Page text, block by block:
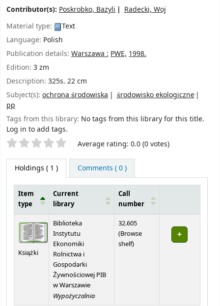
Contributor(s): Poskrobko, Bazyli
Radecki, Woj
Material type:
Text
Language: Polish
Publication details: Warszawa :PWE,1998.
Edition: 3 zm
Description: 325s. 22 cm
Subject(s): ochrona środowiska
środowisko ekologiczne
pp
Tags from this library: No tags from this library for this title.
Log in to add tags.
Star ratings Average rating: 0.0 (0 votes)
Holdings ( 1 ) Comments ( 0 )
Item
type
Current
library
Call
number
Książki
Biblioteka
Instytutu
Ekonomiki
Rolnictwa i
Gospodarki
Żywnościowej PIB
w Warszawie
Wypożyczalnia
32.605
(Browse
shelf(Opens below)
)